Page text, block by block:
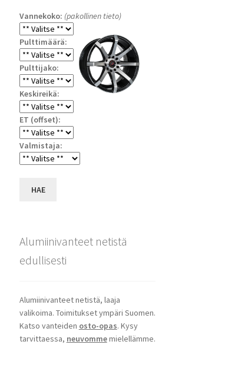
Vannekoko: (pakollinen tieto)
Pulttimäärä:
Pulttijako:
Keskireikä:
ET (offset):
Valmistaja:
HAE
Alumiinivanteet netistä
edullisesti
Alumiinivanteet netistä, laaja
valikoima. Toimitukset ympäri Suomen.
Katso vanteiden osto-opas. Kysy
tarvittaessa, neuvommemielellämme.